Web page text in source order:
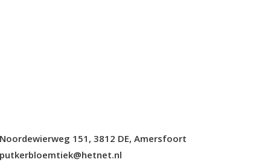
Noordewierweg 151 , 3812 DE, Amersfoort
putkerbloemtiek@hetnet.nl